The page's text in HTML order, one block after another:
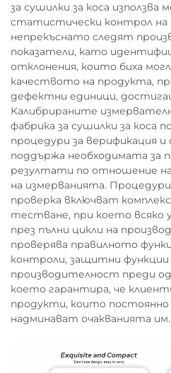
за сушилки за коса използва
статистически контрол
непрекъснато следят
показатели, като
отклонения, които биха
качеството на продукта,
дефектни единици,
Калибрираните
фабрика за сушилки за коса
процедури за верификация
поддържа необходимата за
резултати по отношение
на измерванията.
проверка включват
тестване, при което
през пълни цикли на
проверява правилното
контроли, защитни функции
производителност преди
което гарантира, че
продукти, които
надминават очакванията им.